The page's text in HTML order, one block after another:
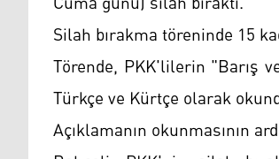
Silah bırakma töreninde 15
Törende, PKK'lilerin "Barış
Türkçe ve Kürtçe olarak
Açıklamanın okunmasının